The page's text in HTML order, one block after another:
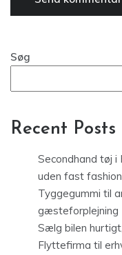
Søg
Recent Posts
Secondhand tøj i
uden fast fashion
Tyggegummi til
gæsteforplejning
Sælg bilen
Flyttefirma til